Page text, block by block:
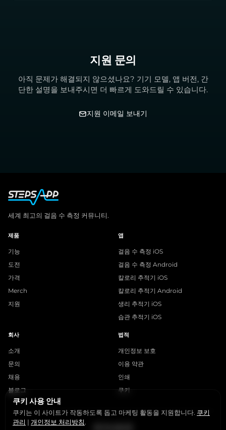
지원 문의
아직 문제가 해결되지 않으셨나요? 기기 모델, 앱 버전, 간
단한 설명을 보내주시면 더 빠르게 도와드릴 수 있습니다.
지원 이메일 보내기
세계 최고의 걸음 수 측정 커뮤니티.
제품
기능
도전
가격
Merch
지원
앱
걸음 수 측정 iOS
걸음 수 측정 Android
칼로리 추적기 iOS
칼로리 추적기 Android
생리 추적기 iOS
습관 추적기 iOS
회사
소개
문의
채용
블로그
법적
개인정보 보호
이용 약관
인쇄
쿠키
쿠키 사용 안내
쿠키는 이 사이트가 작동하도록 돕고 마케팅 활동을 지원합니다. 쿠키
관리 | 개인정보 처리방침.